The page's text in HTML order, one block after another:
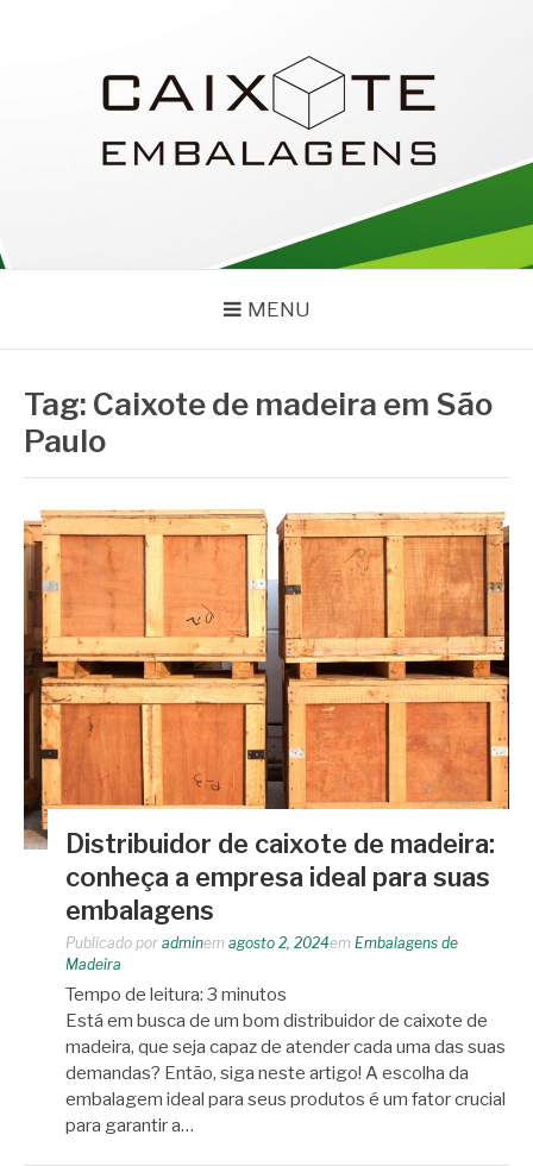
MENU
Tag: Caixote de madeira em São
Paulo
Distribuidor de caixote de madeira:
conheça a empresa ideal para suas
embalagens
Publicado por adminem agosto 2, 2024em Embalagens de
Madeira
Tempo de leitura: 3 minutos
Está em busca de um bom distribuidor de caixote de
madeira, que seja capaz de atender cada uma das suas
demandas? Então, siga neste artigo! A escolha da
embalagem ideal para seus produtos é um fator crucial
para garantir a…